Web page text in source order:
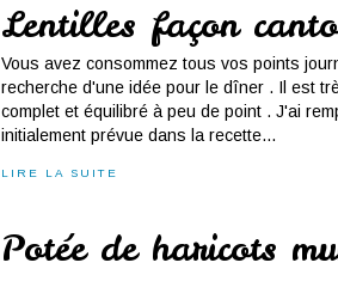
Lentilles façon
Vous avez consommez tous vos points
recherche d'une idée pour le dîner . Il est
complet et équilibré à peu de point . J'ai
initialement prévue dans la recette...
LIRE LA SUITE
Potée de haricots